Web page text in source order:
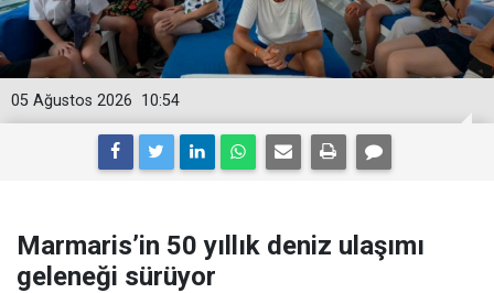
10:54
05 Ağustos 2026
Marmaris’in 50 yıllık deniz ulaşımı
geleneği sürüyor